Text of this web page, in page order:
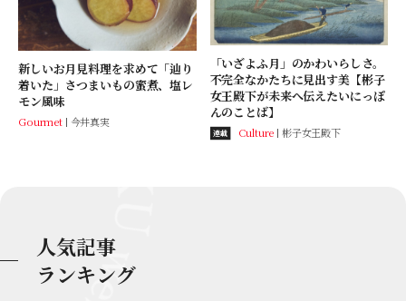
新しいお月見料理を求めて「辿り
着いた」さつまいもの蜜煮、塩レ
モン風味
Gourmet 今井真実
「いざよふ月」のかわいらしさ。
不完全なかたちに見出す美【彬子
女王殿下が未来へ伝えたいにっぽ
んのことば】
連載 Culture 彬子女王殿下
人気記事
ランキング